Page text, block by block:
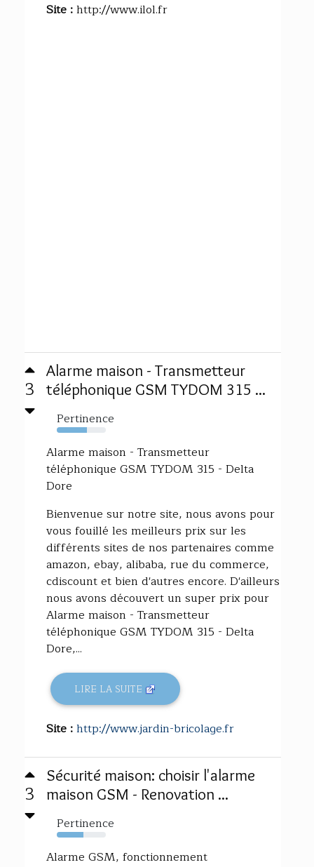
Site :http://www.ilol.fr
3
Alarme maison - Transmetteur
téléphonique GSM TYDOM 315 ...
Pertinence
61%
Alarme maison - Transmetteur
téléphonique GSM TYDOM 315 - Delta
Dore
Bienvenue sur notre site, nous avons pour
vous fouillé les meilleurs prix sur les
différents sites de nos partenaires comme
amazon, ebay, alibaba, rue du commerce,
cdiscount et bien d'autres encore. D'ailleurs
nous avons découvert un super prix pour
Alarme maison - Transmetteur
téléphonique GSM TYDOM 315 - Delta
Dore,...
LIRE LA SUITE
Site :http://www.jardin-bricolage.fr
3
Sécurité maison: choisir l'alarme
maison GSM - Renovation ...
Pertinence
54%
Alarme GSM, fonctionnement